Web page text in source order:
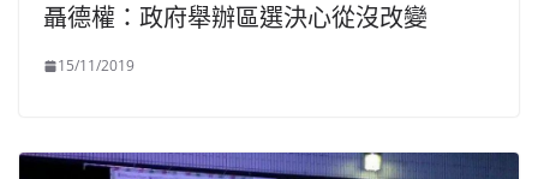
聶德權：政府舉辦區選決心從沒改變
15/11/2019